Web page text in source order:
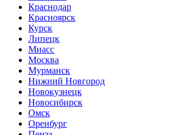
Краснодар
Красноярск
Курск
Липецк
Миасс
Москва
Мурманск
Нижний Новгород
Новокузнецк
Новосибирск
Омск
Оренбург